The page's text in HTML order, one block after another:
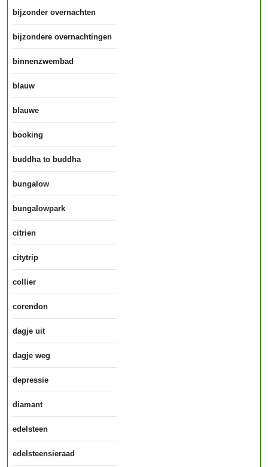
bijzonder overnachten
bijzondere overnachtingen
binnenzwembad
blauw
blauwe
booking
buddha to buddha
bungalow
bungalowpark
citrien
citytrip
collier
corendon
dagje uit
dagje weg
depressie
diamant
edelsteen
edelsteensieraad